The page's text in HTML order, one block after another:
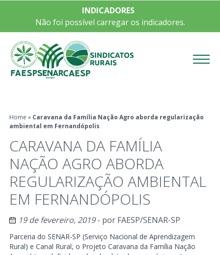
INDICADORES
Não foi possível carregar os indicadores.
Home » Caravana da Família Nação Agro aborda regularização
ambiental em Fernandópolis
CARAVANA DA FAMÍLIA
NAÇÃO AGRO ABORDA
REGULARIZAÇÃO AMBIENTAL
EM FERNANDÓPOLIS
19 de fevereiro, 2019- por FAESP/SENAR-SP
Parceria do SENAR-SP (Serviço Nacional de Aprendizagem
Rural) e Canal Rural, o Projeto Caravana da Família Nação